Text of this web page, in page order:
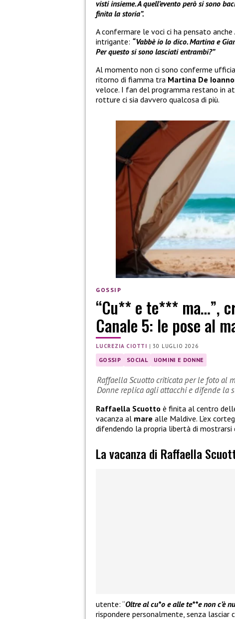
visti insieme. A quell’evento però si sono
finita la storia”.
A confermare le voci ci ha pensato anche
intrigante: “Vabbè io lo dico. Martina e
Per questo si sono lasciati entrambi?”
Al momento non ci sono conferme
ritorno di fiamma tra Martina De
veloce. I fan del programma restano in
rotture ci sia davvero qualcosa di più.
GOSSIP
“Cu** e te*** ma…”,
Canale 5: le pose al
LUCREZIA CIOTTI |30 LUGLIO 2026
GOSSIP SOCIAL UOMINI E DONNE
Raffaella Scuotto criticata per le foto al
Donne replica agli attacchi e difende la
Raffaella Scuotto è finita al centro
vacanza al mare alle Maldive. L’ex
difendendo la propria libertà di mostrarsi
La vacanza di Raffaella
utente: “Oltre al cu*o e alle te**e non c’è
rispondere personalmente, senza lasciar